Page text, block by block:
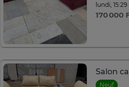
lundi, 15:29
170 000
Neuf